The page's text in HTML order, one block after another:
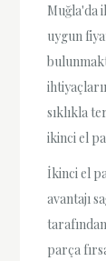
Muğla'da
uygun
sıklıkla
ikinci el
İkinci el
avantajı
parça